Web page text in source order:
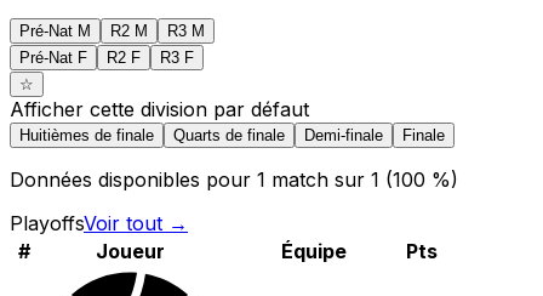
Pré-Nat M R2 M R3 M
Pré-Nat F R2 F R3 F
☆
Afficher cette division par défaut
Huitièmes de finale Quarts de finale Demi-finale Finale
Données disponibles pour 1 match sur 1 (100 %)
PlayoffsVoir tout →
#
Joueur Équipe Pts